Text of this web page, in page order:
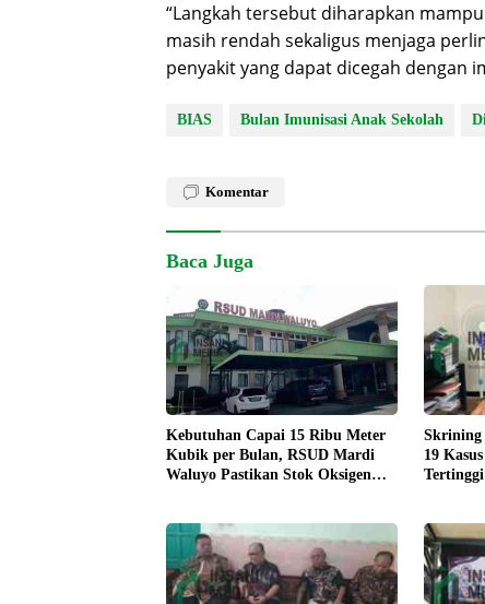
“Langkah tersebut diharapkan
masih rendah sekaligus menjaga
penyakit yang dapat dicegah dengan
BIAS Bulan Imunisasi Anak Sekolah
Komentar
Baca Juga
Kebutuhan Capai 15 Ribu Meter
Kubik per Bulan, RSUD Mardi
Waluyo Pastikan Stok Oksigen
Skrining
19
Tertinggi